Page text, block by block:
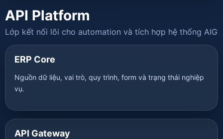
API Platform
Lớp kết nối lõi cho automation và tích hợp hệ thống AIG
ERP Core
Nguồn dữ liệu, vai trò, quy trình, form và trạng thái nghiệp
vụ.
API Gateway